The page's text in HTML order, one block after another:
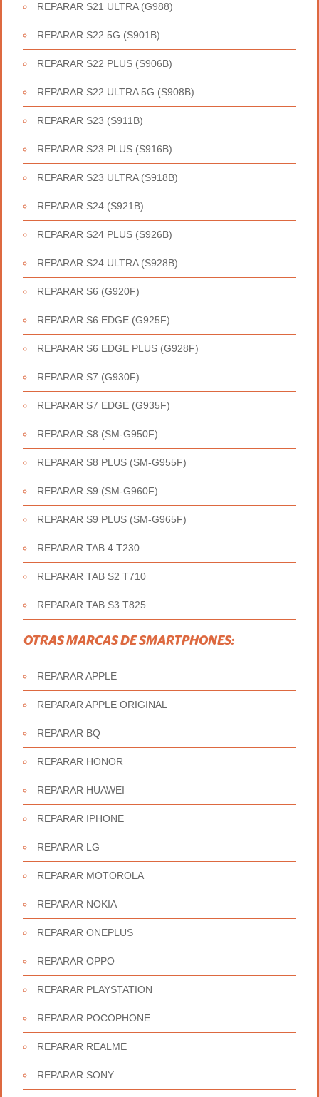
REPARAR S21 ULTRA (G988)
REPARAR S22 5G (S901B)
REPARAR S22 PLUS (S906B)
REPARAR S22 ULTRA 5G (S908B)
REPARAR S23 (S911B)
REPARAR S23 PLUS (S916B)
REPARAR S23 ULTRA (S918B)
REPARAR S24 (S921B)
REPARAR S24 PLUS (S926B)
REPARAR S24 ULTRA (S928B)
REPARAR S6 (G920F)
REPARAR S6 EDGE (G925F)
REPARAR S6 EDGE PLUS (G928F)
REPARAR S7 (G930F)
REPARAR S7 EDGE (G935F)
REPARAR S8 (SM-G950F)
REPARAR S8 PLUS (SM-G955F)
REPARAR S9 (SM-G960F)
REPARAR S9 PLUS (SM-G965F)
REPARAR TAB 4 T230
REPARAR TAB S2 T710
REPARAR TAB S3 T825
OTRAS MARCAS DE SMARTPHONES:
REPARAR APPLE
REPARAR APPLE ORIGINAL
REPARAR BQ
REPARAR HONOR
REPARAR HUAWEI
REPARAR IPHONE
REPARAR LG
REPARAR MOTOROLA
REPARAR NOKIA
REPARAR ONEPLUS
REPARAR OPPO
REPARAR PLAYSTATION
REPARAR POCOPHONE
REPARAR REALME
REPARAR SONY